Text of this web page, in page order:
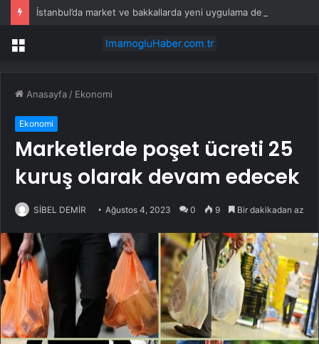
Menü
Anasayfa / Ekonomi
Ekonomi
Marketlerde poşet ücreti 25
kuruş olarak devam edecek
SİBEL DEMİR Ağustos 4, 2023 0 9 Bir dakikadan az